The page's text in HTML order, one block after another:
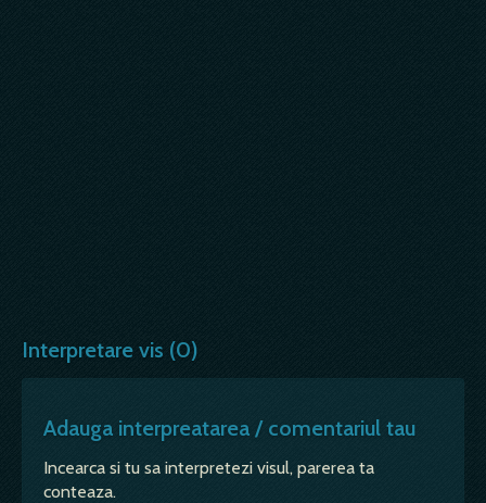
Interpretare vis (0)
Adauga interpreatarea / comentariul tau
Incearca si tu sa interpretezi visul, parerea ta
conteaza.